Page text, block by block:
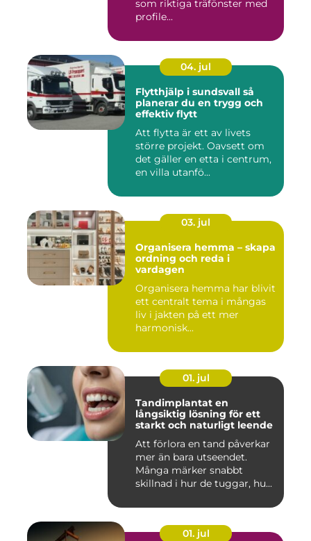
som riktiga träfönster med
profile...
04. jul
Flytthjälp i sundsvall så
planerar du en trygg och
effektiv flytt
Att flytta är ett av livets
större projekt. Oavsett om
det gäller en etta i centrum,
en villa utanfö...
03. jul
Organisera hemma – skapa
ordning och reda i
vardagen
Organisera hemma har blivit
ett centralt tema i mångas
liv i jakten på ett mer
harmonisk...
01. jul
Tandimplantat en
långsiktig lösning för ett
starkt och naturligt leende
Att förlora en tand påverkar
mer än bara utseendet.
Många märker snabbt
skillnad i hur de tuggar, hu...
01. jul